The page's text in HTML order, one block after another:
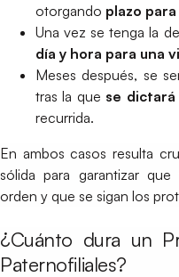
otorgando plazo
Una vez se tenga la
día y hora para una
Meses después, se
tras la que se dictará
recurrida.
En ambos casos resulta
sólida para garantizar
orden y que se sigan los
¿Cuánto dura un
Paternofiliales?